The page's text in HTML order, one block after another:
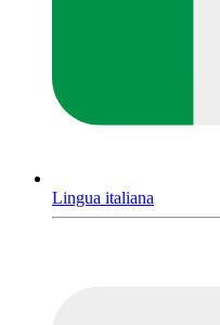
Lingua italiana